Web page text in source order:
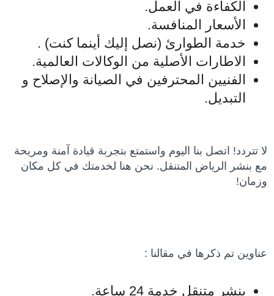
الكفاءة في العمل.
الأسعار المنافسة.
خدمة الطوارئ (نصل إليك أينما كنت) .
الاطارات الأصلية من الوكالات العالمية.
الفنيين المحترفين في الصيانة والإصلاح و
التبديل.
لا تتردد! اتصل بنا اليوم واستمتع بتجربة قيادة آمنة ومريحة
مع بنشر الرياض المتنقل. نحن هنا لخدمتك في كل مكان
وزمان!
عناوين تم ذكرها في مقالنا :
بنشر متنقل خدمة 24 ساعة.